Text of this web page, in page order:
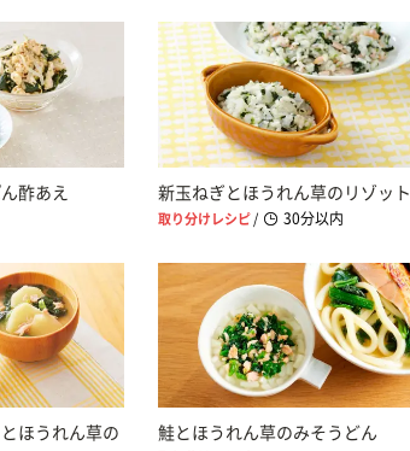
酢あえ 新玉ねぎとほうれん草のリゾット
取り分けレシピ / 30分以内
ほうれん草の
鮭とほうれん草のみそうどん